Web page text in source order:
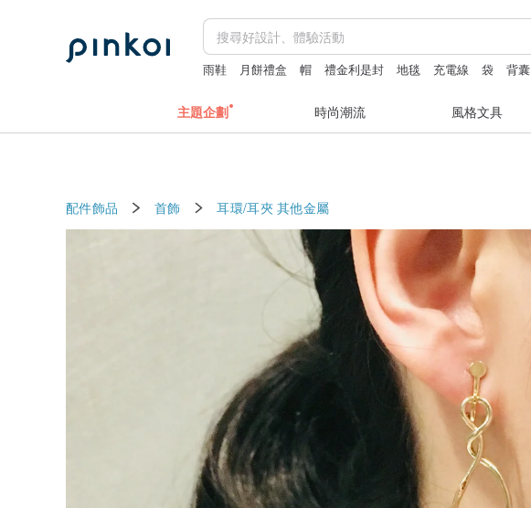
雨鞋 月餅禮盒 帽 禮金利是封 地毯 充電線 袋 背囊
主題企劃 時尚潮流 風格文具
配件飾品 首飾 耳環/耳夾 其他金屬